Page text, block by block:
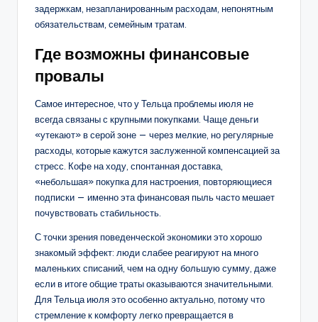
задержкам, незапланированным расходам, непонятным
обязательствам, семейным тратам.
Где возможны финансовые
провалы
Самое интересное, что у Тельца проблемы июля не
всегда связаны с крупными покупками. Чаще деньги
«утекают» в серой зоне — через мелкие, но регулярные
расходы, которые кажутся заслуженной компенсацией за
стресс. Кофе на ходу, спонтанная доставка,
«небольшая» покупка для настроения, повторяющиеся
подписки — именно эта финансовая пыль часто мешает
почувствовать стабильность.
С точки зрения поведенческой экономики это хорошо
знакомый эффект: люди слабее реагируют на много
маленьких списаний, чем на одну большую сумму, даже
если в итоге общие траты оказываются значительными.
Для Тельца июля это особенно актуально, потому что
стремление к комфорту легко превращается в